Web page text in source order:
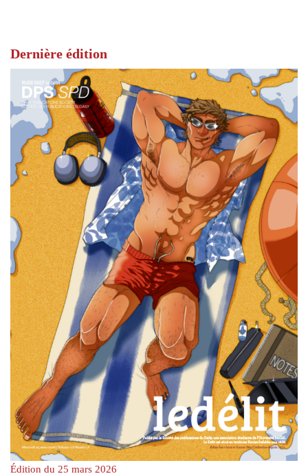
Dernière édition
Édition du 25 mars 2026